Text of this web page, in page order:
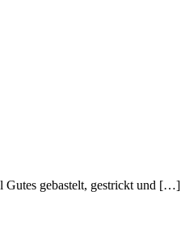
Gutes gebastelt, gestrickt und […]